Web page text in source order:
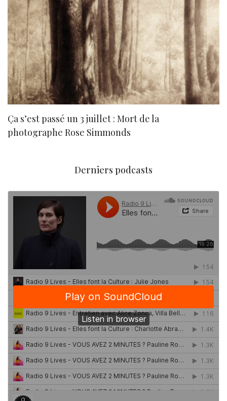
Ça s’est passé un 3 juillet : Mort de la
photographe Rose Simmonds
Derniers podcasts